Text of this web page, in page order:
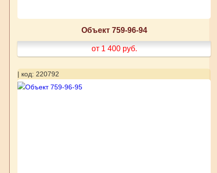
Объект 759-96-94
от 1 400 руб.
| код: 220792